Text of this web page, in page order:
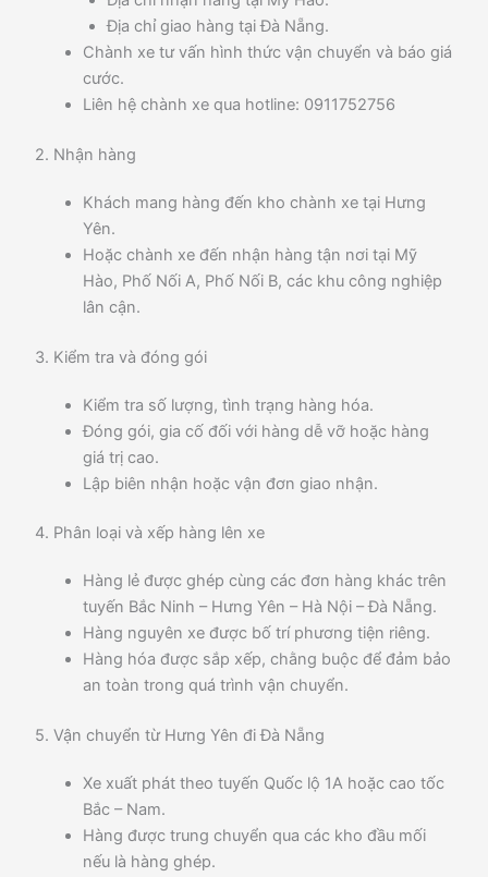
Địa chỉ giao hàng tại Đà Nẵng.
Chành xe tư vấn hình thức vận chuyển và báo giá
cước.
Liên hệ chành xe qua hotline: 0911752756
2. Nhận hàng
Khách mang hàng đến kho chành xe tại Hưng
Yên.
Hoặc chành xe đến nhận hàng tận nơi tại Mỹ
Hào, Phố Nối A, Phố Nối B, các khu công nghiệp
lân cận.
3. Kiểm tra và đóng gói
Kiểm tra số lượng, tình trạng hàng hóa.
Đóng gói, gia cố đối với hàng dễ vỡ hoặc hàng
giá trị cao.
Lập biên nhận hoặc vận đơn giao nhận.
4. Phân loại và xếp hàng lên xe
Hàng lẻ được ghép cùng các đơn hàng khác trên
tuyến Bắc Ninh – Hưng Yên – Hà Nội – Đà Nẵng.
Hàng nguyên xe được bố trí phương tiện riêng.
Hàng hóa được sắp xếp, chằng buộc để đảm bảo
an toàn trong quá trình vận chuyển.
5. Vận chuyển từ Hưng Yên đi Đà Nẵng
Xe xuất phát theo tuyến Quốc lộ 1A hoặc cao tốc
Bắc – Nam.
Hàng được trung chuyển qua các kho đầu mối
nếu là hàng ghép.